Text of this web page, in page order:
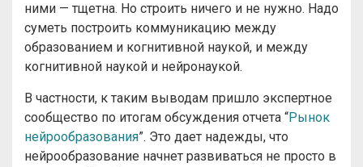
ними — тщетна. Но строить ничего и не нужно. Надо
суметь построить коммуникацию между
образованием и когнитивной наукой, и между
когнитивной наукой и нейронаукой.
В частности, к таким выводам пришло экспертное
сообщество по итогам обсуждения отчета “Рынок
нейрообразования”. Это дает надежды, что
нейрообразование начнет развиваться не просто в